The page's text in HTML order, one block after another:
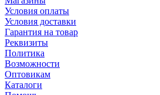
Условия оплаты
Условия доставки
Гарантия на товар
Реквизиты
Политика
Возможности
Оптовикам
Каталоги